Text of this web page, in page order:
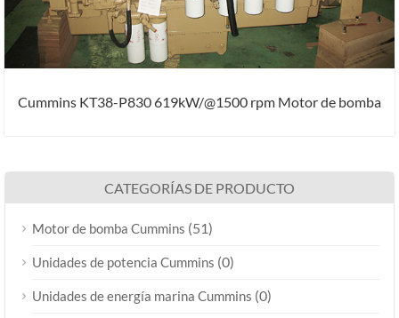
Cummins KT38-P830 619kW/@1500 rpm Motor de bomba
CATEGORÍAS DE PRODUCTO
Motor de bomba Cummins (51)
Unidades de potencia Cummins (0)
Unidades de energía marina Cummins (0)